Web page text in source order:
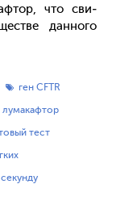
что сви­
дан­но­го
ген CFTR
лумакафтор
тест